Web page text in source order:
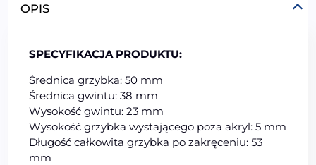
OPIS
SPECYFIKACJA PRODUKTU:
Średnica grzybka: 50 mm
Średnica gwintu: 38 mm
Wysokość gwintu: 23 mm
Wysokość grzybka wystającego poza akryl: 5 mm
Długość całkowita grzybka po zakręceniu: 53
mm